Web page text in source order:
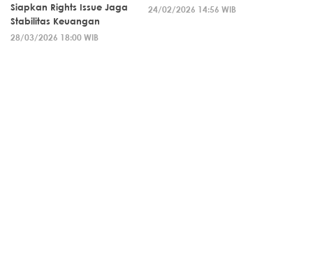
Siapkan Rights Issue Jaga
Stabilitas Keuangan
28/03/2026 18:00 WIB
24/02/2026 14:56 WIB